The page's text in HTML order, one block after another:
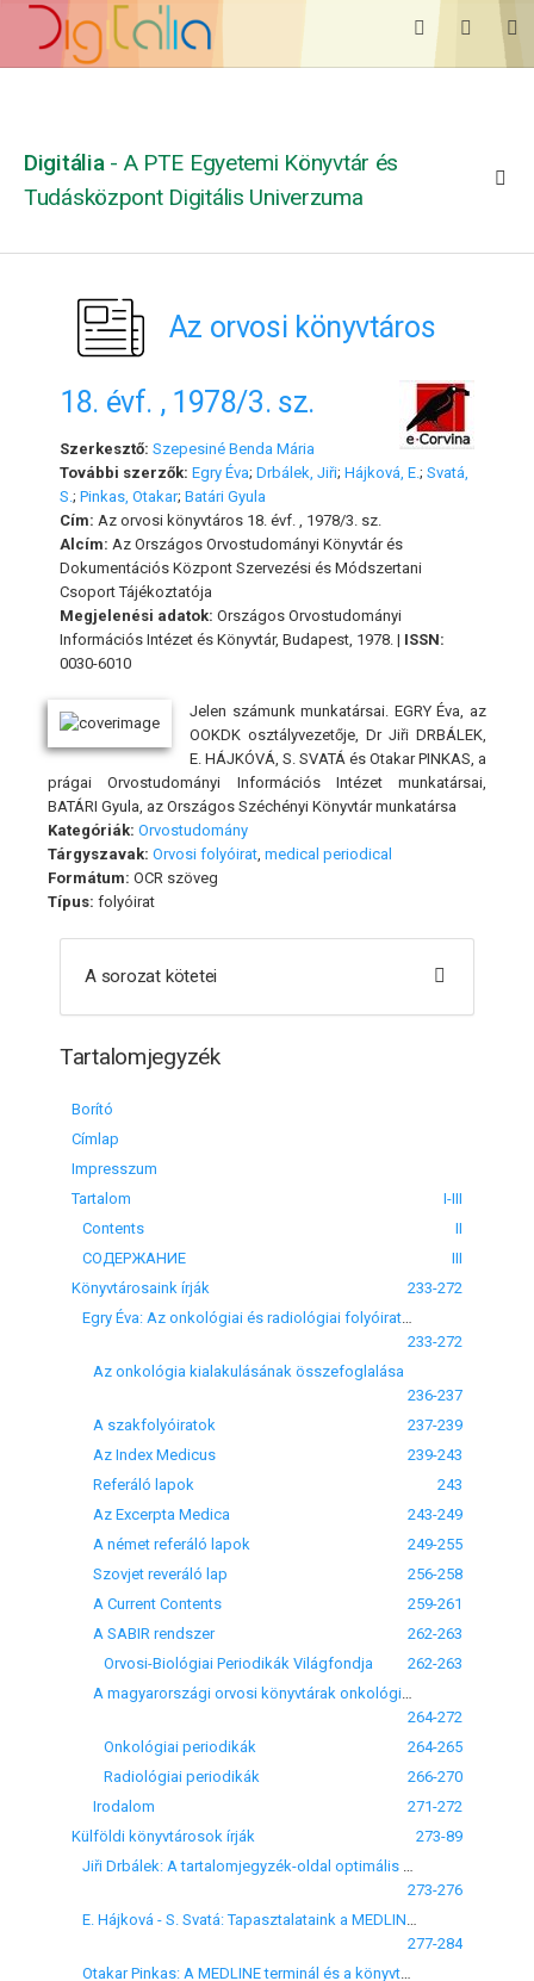
Digitália - A PTE Egyetemi Könyvtár és
Tudásközpont Digitális Univerzuma
Az orvosi könyvtáros
18. évf. , 1978/3. sz.
Szerkesztő: Szepesiné Benda Mária
További szerzők: Egry Éva; Drbálek, Jiři; Hájková, E. ; Svatá,
S. ; Pinkas, Otakar; Batári Gyula
Cím: Az orvosi könyvtáros 18. évf. , 1978/3. sz.
Alcím: Az Országos Orvostudományi Könyvtár és
Dokumentációs Központ Szervezési és Módszertani
Csoport Tájékoztatója
Megjelenési adatok: Országos Orvostudományi
Információs Intézet és Könyvtár, Budapest, 1978. | ISSN:
0030-6010
Jelen számunk munkatársai. EGRY Éva, az
OOKDK osztályvezetője, Dr Jiři DRBÁLEK,
E. HÁJKÓVÁ, S. SVATÁ és Otakar PINKAS, a
prágai Orvostudományi Információs Intézet munkatársai,
BATÁRI Gyula, az Országos Széchényi Könyvtár munkatársa
Kategóriák: Orvostudomány
Tárgyszavak: Orvosi folyóirat medical periodical
Formátum: OCR szöveg
Típus: folyóirat
A sorozat kötetei
Tartalomjegyzék
Borító
Címlap
Impresszum
Tartalom
I-III
Contents
II
СОДЕРЖАНИЕ
III
Könyvtárosaink írják
233-272
233-272
Az onkológia kialakulásának összefoglalása
236-237
A szakfolyóiratok
237-239
Az Index Medicus
239-243
Referáló lapok
243
Az Excerpta Medica
243-249
A német referáló lapok
249-255
Szovjet reveráló lap
256-258
A Current Contents
259-261
A SABIR rendszer
262-263
Orvosi-Biológiai Periodikák Világfondja
262-263
264-272
Onkológiai periodikák
264-265
Radiológiai periodikák
266-270
Irodalom
271-272
Külföldi könyvtárosok írják
273-89
273-276
277-284